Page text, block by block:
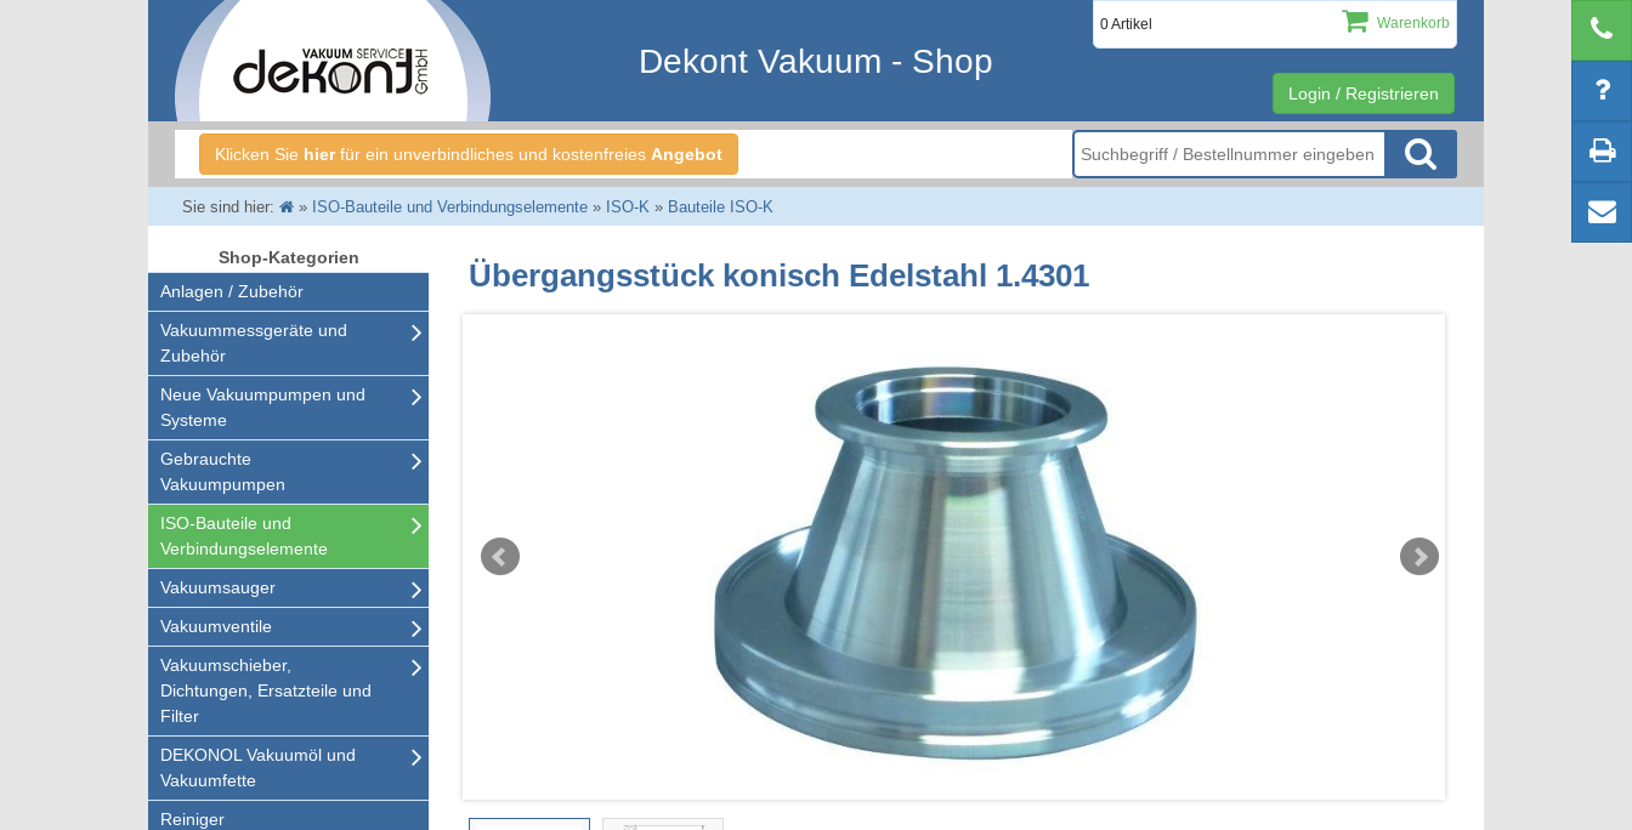
Login / Registrieren
0 Artikel Warenkorb
Dekont Vakuum - Shop
Klicken Sie hierfür ein unverbindliches und kostenfreies Angebot
Sie sind hier: » ISO-Bauteile und Verbindungselemente» ISO-K » Bauteile ISO-K
Shop-Kategorien
Anlagen / Zubehör
Vakuummessgeräte und
Zubehör
Neue Vakuumpumpen und
Systeme
Gebrauchte
Vakuumpumpen
ISO-Bauteile und
Verbindungselemente
Vakuumsauger
Vakuumventile
Vakuumschieber,
Dichtungen, Ersatzteile und
Filter
DEKONOL Vakuumöl und
Vakuumfette
Reiniger
Übergangsstück konisch Edelstahl 1.4301